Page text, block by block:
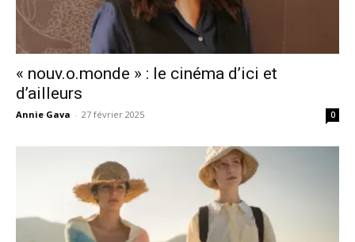
« nouv.o.monde » : le cinéma d’ici et
d’ailleurs
Annie Gava - 27 février 2025 0